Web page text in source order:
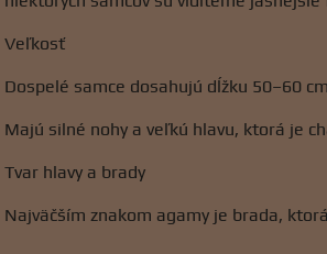
Veľkosť
Dospelé samce dosahujú dĺžku 50–60
Majú silné nohy a veľkú hlavu, ktorá je
Tvar hlavy a brady
Najväčším znakom agamy je brada,